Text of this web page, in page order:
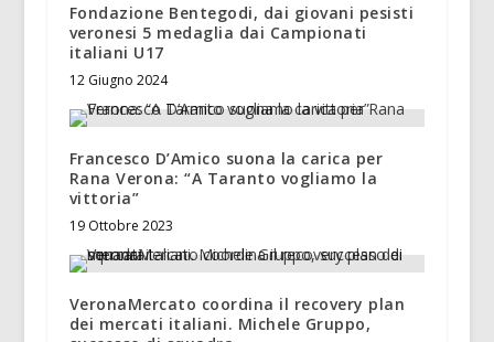
Fondazione Bentegodi, dai giovani pesisti
veronesi 5 medaglia dai Campionati
italiani U17
12 Giugno 2024
Francesco D’Amico suona la carica per
Rana Verona: “A Taranto vogliamo la
vittoria”
19 Ottobre 2023
VeronaMercato coordina il recovery plan
dei mercati italiani. Michele Gruppo,